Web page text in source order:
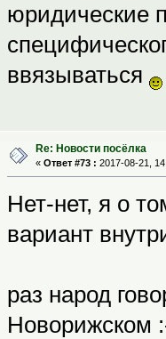
юридические
ввязываться
Re: Новости посёлка
« Ответ #73 : 2017-08-21,
Нет-нет, я о
вариант
раз народ
Новорижском